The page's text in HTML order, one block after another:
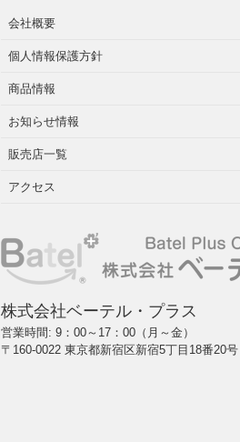
会社概要
個人情報保護方針
商品情報
お知らせ情報
販売店一覧
アクセス
株式会社ベーテル・プラス
営業時間: 9：00～17：00（月～金）
〒160-0022 東京都新宿区新宿5丁目18番20